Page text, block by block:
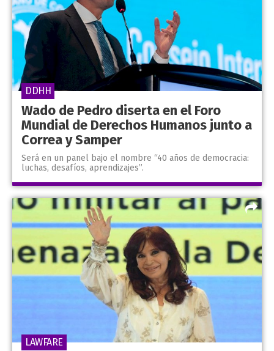
Wado de Pedro diserta en el Foro
Mundial de Derechos Humanos junto a
Correa y Samper
Será en un panel bajo el nombre “40 años de democracia:
luchas, desafíos, aprendizajes”.
DDHH
LAWFARE